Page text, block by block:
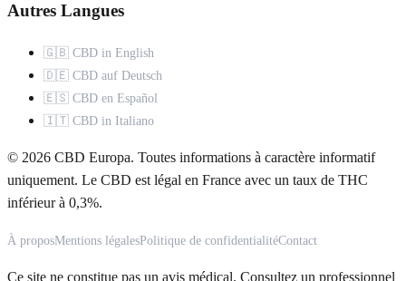
Autres Langues
🇬🇧 CBD in English
🇩🇪 CBD auf Deutsch
🇪🇸 CBD en Español
🇮🇹 CBD in Italiano
© 2026 CBD Europa. Toutes informations à caractère informatif
uniquement. Le CBD est légal en France avec un taux de THC
inférieur à 0,3%.
À proposMentions légalesPolitique de confidentialitéContact
Ce site ne constitue pas un avis médical. Consultez un professionnel